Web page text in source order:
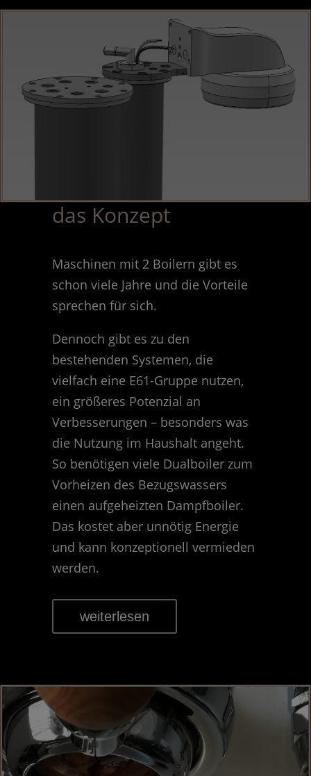
das Konzept
Maschinen mit 2 Boilern gibt es
schon viele Jahre und die Vorteile
sprechen für sich.
Dennoch gibt es zu den
bestehenden Systemen, die
vielfach eine E61-Gruppe nutzen,
ein größeres Potenzial an
Verbesserungen – besonders was
die Nutzung im Haushalt angeht.
So benötigen viele Dualboiler zum
Vorheizen des Bezugswassers
einen aufgeheizten Dampfboiler.
Das kostet aber unnötig Energie
und kann konzeptionell vermieden
werden.
weiterlesen